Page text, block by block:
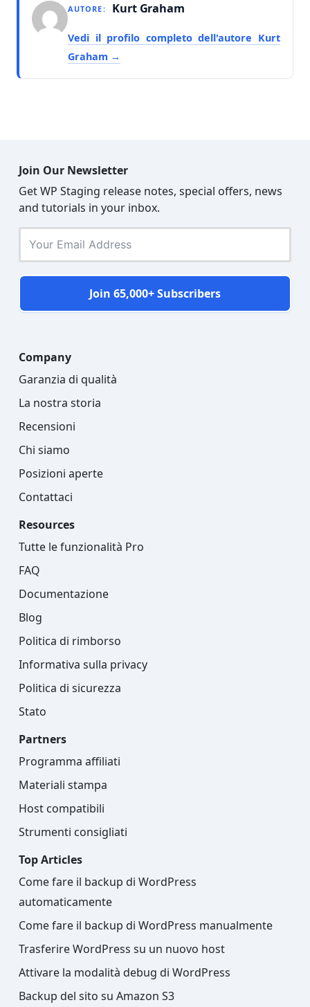
AUTORE: Kurt Graham
Vedi il profilo completo dell'autore Kurt
Graham
Join Our Newsletter
Get WP Staging release notes, special offers, news
and tutorials in your inbox.
Join 65,000+ Subscribers
Company
Garanzia di qualità
La nostra storia
Recensioni
Chi siamo
Posizioni aperte
Contattaci
Resources
Tutte le funzionalità Pro
FAQ
Documentazione
Blog
Politica di rimborso
Informativa sulla privacy
Politica di sicurezza
Stato
Partners
Programma affiliati
Materiali stampa
Host compatibili
Strumenti consigliati
Top Articles
Come fare il backup di WordPress
automaticamente
Come fare il backup di WordPress manualmente
Trasferire WordPress su un nuovo host
Attivare la modalità debug di WordPress
Backup del sito su Amazon S3